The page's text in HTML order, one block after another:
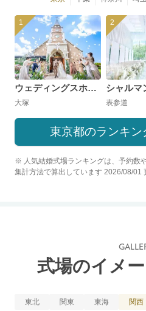
1
ウェディングスホテル・ベルクラシック東京
大塚
2
表参道
東京都のランキン
※ 人気結婚式場ランキングは、予約数
集計方法で算出しています 2026/08/01
式場のイメ
東北 関東 東海 関西